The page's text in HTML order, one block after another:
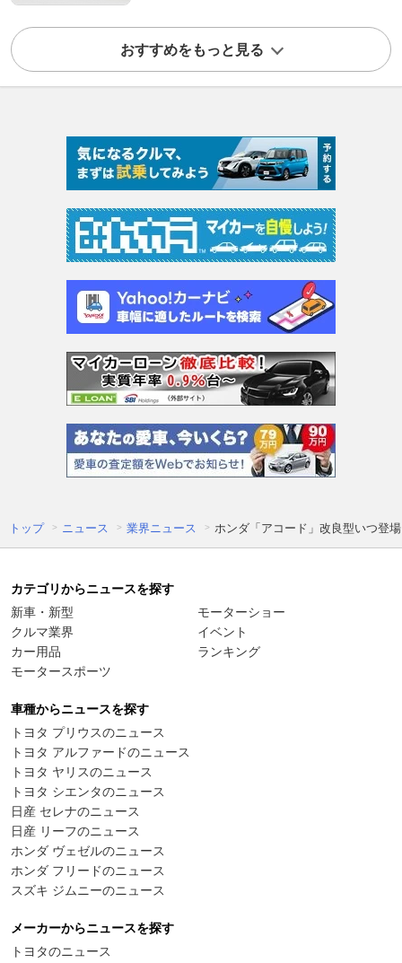
おすすめをもっと見る
トップ ニュース 業界ニュース ホンダ「アコード」改良型いつ登
カテゴリからニュースを探す
新車・新型
クルマ業界
カー用品
モータースポーツ
モーターショー
イベント
ランキング
車種からニュースを探す
トヨタ プリウスのニュース
トヨタ アルファードのニュース
トヨタ ヤリスのニュース
トヨタ シエンタのニュース
日産 セレナのニュース
日産 リーフのニュース
ホンダ ヴェゼルのニュース
ホンダ フリードのニュース
スズキ ジムニーのニュース
メーカーからニュースを探す
トヨタのニュース